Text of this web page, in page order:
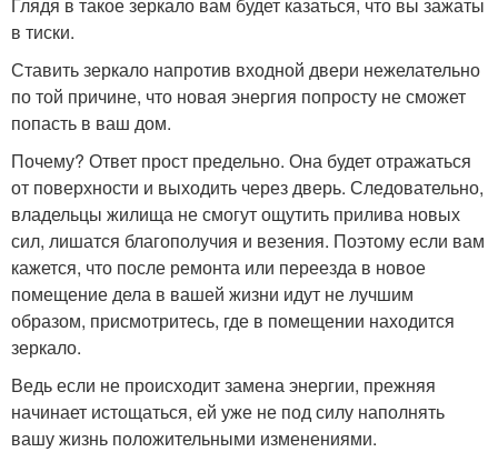
в тиски.
Ставить зеркало напротив входной двери нежелательно
по той причине, что новая энергия попросту не сможет
попасть в ваш дом.
Почему? Ответ прост предельно. Она будет отражаться
от поверхности и выходить через дверь. Следовательно,
владельцы жилища не смогут ощутить прилива новых
сил, лишатся благополучия и везения. Поэтому если вам
кажется, что после ремонта или переезда в новое
помещение дела в вашей жизни идут не лучшим
образом, присмотритесь, где в помещении находится
зеркало.
Ведь если не происходит замена энергии, прежняя
начинает истощаться, ей уже не под силу наполнять
вашу жизнь положительными изменениями.